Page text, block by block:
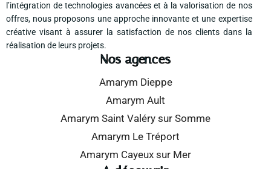
l’intégration de technologies avancées et à la valorisation de nos
offres, nous proposons une approche innovante et une expertise
créative visant à assurer la satisfaction de nos clients dans la
réalisation de leurs projets.
Nos agences
Amarym Dieppe
Amarym Ault
Amarym Saint Valéry sur Somme
Amarym Le Tréport
Amarym Cayeux sur Mer